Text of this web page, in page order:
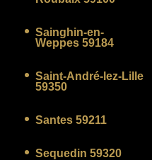
Sainghin-en-
Weppes 59184
Saint-André-lez-Lille
59350
Santes 59211
Sequedin 59320